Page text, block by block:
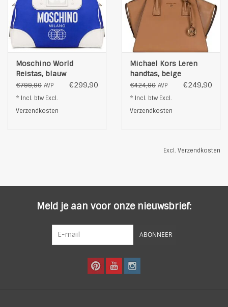
Moschino World
Reistas, blauw
€799,90 AVP €299,90
* Incl. btw Excl.
Verzendkosten
Michael Kors Leren
handtas, beige
€424,90 AVP €249,90
* Incl. btw Excl.
Verzendkosten
Excl. Verzendkosten
Meld je aan voor onze nieuwsbrief:
ABONNEER